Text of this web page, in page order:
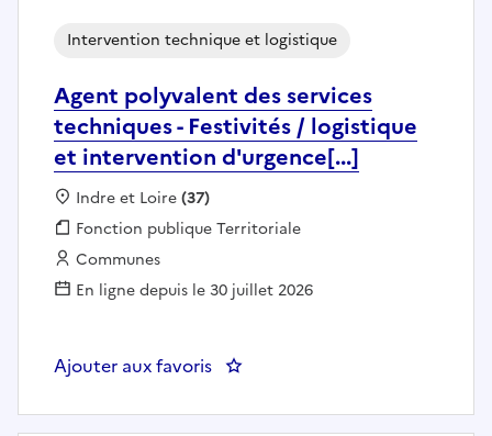
Agent polyvalent des services
techniques - Festivités / logistique
et intervention d'urgence[...]
Intervention technique et logistique
Localisation :
Indre et Loire(37)
Fonction publique :
Fonction publique Territoriale
Employeur :
Communes
En ligne depuis le 30 juillet 2026
Ajouter aux favoris : Agent polyvalent des